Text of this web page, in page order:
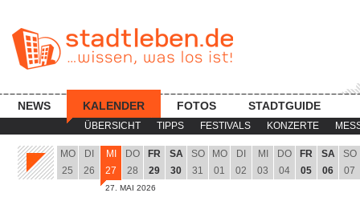
ÜBERSICHT TIPPS FESTIVALS KONZERTE
NEWS KALENDER FOTOS STADTGUIDE
MO
25
DI
26
MI
27
27. MAI 2026
DO
28
FR
29
SA
30
SO
31
MO
01
DI
02
MI
03
DO
04
FR
05
SA
06
SO
07